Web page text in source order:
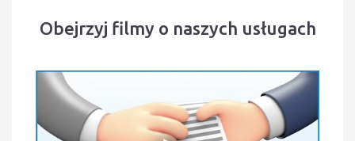
Obejrzyj filmy o naszych usługach